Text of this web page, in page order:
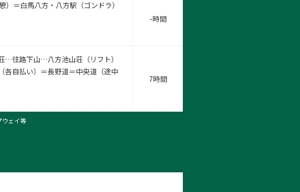
＝白馬八方・八方駅（ゴンドラ）
-時間
往路下山…八方池山荘（リフト）
自払い）＝長野道＝中央道（途中
7時間
ウェイ等